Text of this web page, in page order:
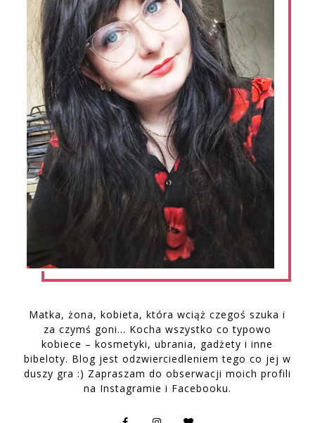
Matka, żona, kobieta, która wciąż czegoś szuka i
za czymś goni… Kocha wszystko co typowo
kobiece – kosmetyki, ubrania, gadżety i inne
bibeloty. Blog jest odzwierciedleniem tego co jej w
duszy gra :) Zapraszam do obserwacji moich profili
na Instagramie i Facebooku.